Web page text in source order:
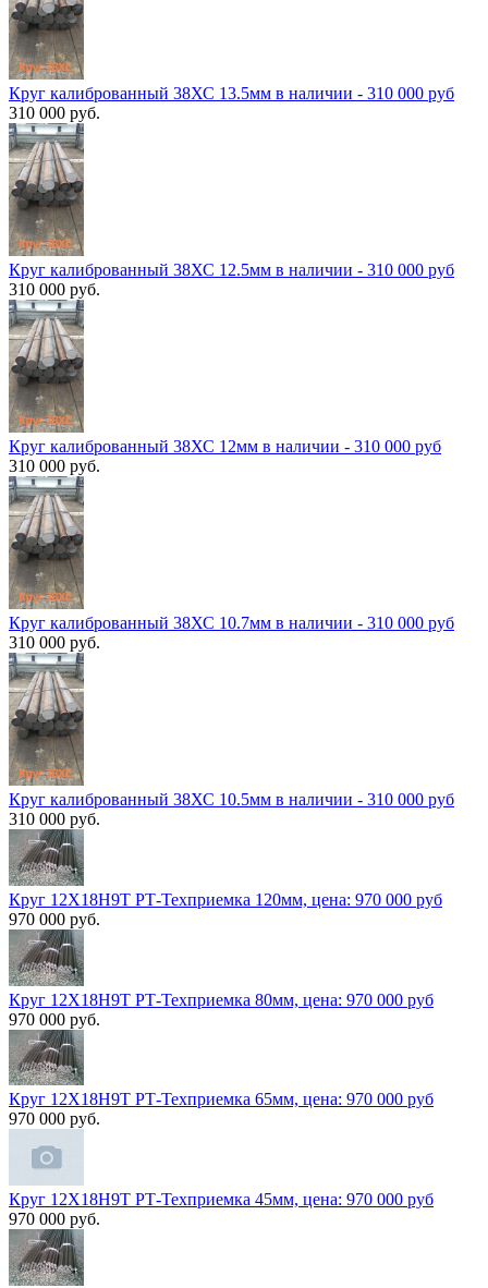
Круг калиброванный 38ХС 13.5мм в наличии - 310 000 руб
310 000 руб.
Круг калиброванный 38ХС 12.5мм в наличии - 310 000 руб
310 000 руб.
Круг калиброванный 38ХС 12мм в наличии - 310 000 руб
310 000 руб.
Круг калиброванный 38ХС 10.7мм в наличии - 310 000 руб
310 000 руб.
Круг калиброванный 38ХС 10.5мм в наличии - 310 000 руб
310 000 руб.
Круг 12Х18Н9Т РТ-Техприемка 120мм, цена: 970 000 руб
970 000 руб.
Круг 12Х18Н9Т РТ-Техприемка 80мм, цена: 970 000 руб
970 000 руб.
Круг 12Х18Н9Т РТ-Техприемка 65мм, цена: 970 000 руб
970 000 руб.
Круг 12Х18Н9Т РТ-Техприемка 45мм, цена: 970 000 руб
970 000 руб.